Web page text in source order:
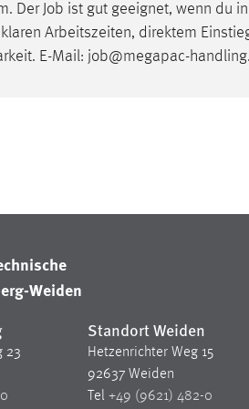
Der Job ist gut geeignet, wenn du
Arbeitszeiten, direktem
E-Mail: job@megapac-
Weiden
23
Standort Weiden
Hetzenrichter Weg 15
92637 Weiden
Tel +49 (9621) 482-0
in diesem Cookie gespeichert, ob man
eingeloggt ist.
30 Tage
mibew_locale, mibew-chat-frame-style-
Wird benötigt um die Chatfunktion
nutzen zu können.